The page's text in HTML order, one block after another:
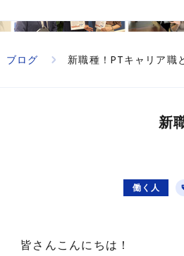
ブログ 新職種！PTキャリア職
新
働く人
皆さんこんにちは！